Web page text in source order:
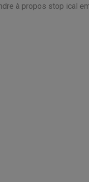
à propos stop ical